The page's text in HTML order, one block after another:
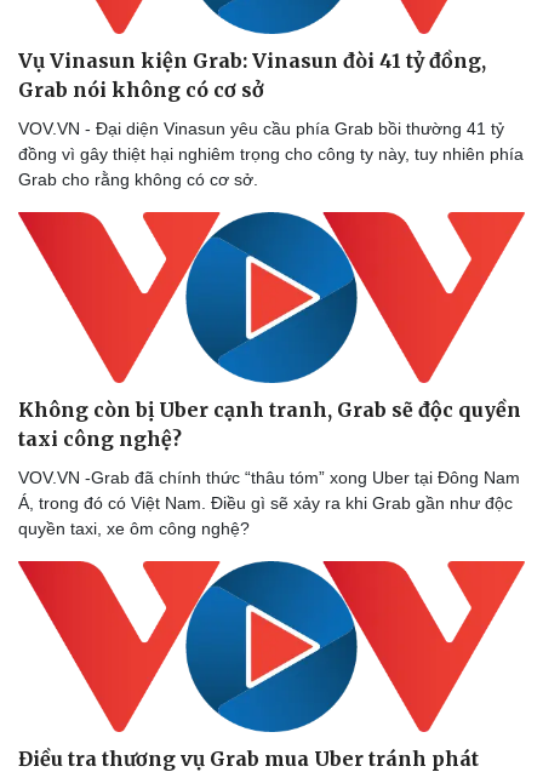
Vụ Vinasun kiện Grab: Vinasun đòi 41 tỷ đồng,
Grab nói không có cơ sở
VOV.VN - Đại diện Vinasun yêu cầu phía Grab bồi thường 41 tỷ
đồng vì gây thiệt hại nghiêm trọng cho công ty này, tuy nhiên phía
Grab cho rằng không có cơ sở.
Không còn bị Uber cạnh tranh, Grab sẽ độc quyền
taxi công nghệ?
VOV.VN -Grab đã chính thức “thâu tóm” xong Uber tại Đông Nam
Á, trong đó có Việt Nam. Điều gì sẽ xảy ra khi Grab gần như độc
quyền taxi, xe ôm công nghệ?
Điều tra thương vụ Grab mua Uber tránh phát